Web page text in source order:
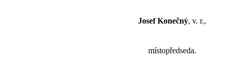
Josef Konečný, v. r.,
místopředseda.